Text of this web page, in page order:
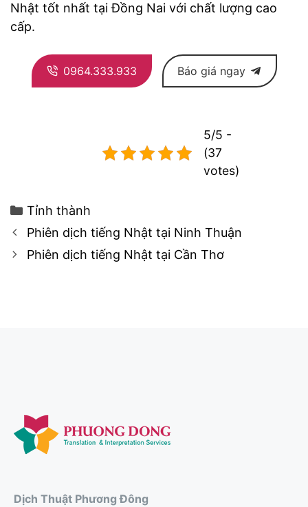
Nhật tốt nhất tại Đồng Nai với chất lượng cao
cấp.
0964.333.933 Báo giá ngay
5/5 -
(37
votes)
Categories
Tỉnh thành
Post
navigation
Phiên dịch tiếng Nhật tại Ninh Thuận
Phiên dịch tiếng Nhật tại Cần Thơ
Dịch Thuật Phương Đông